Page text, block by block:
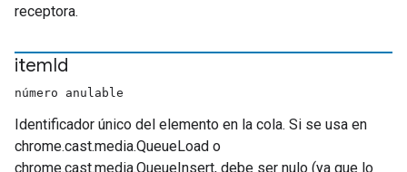
receptora.
itemId
número anulable
Identificador único del elemento en la cola. Si se usa en
chrome.cast.media.QueueLoad o
chrome.cast.media.QueueInsert, debe ser nulo (ya que lo